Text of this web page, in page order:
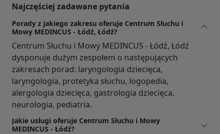
Najczęściej zadawane pytania
Porady z jakiego zakresu oferuje Centrum Słuchu i
Mowy MEDINCUS - Łódź, Łódź?
Centrum Słuchu i Mowy MEDINCUS - Łódź, Łódź
dysponuje dużym zespołem o następujących
zakresach porad: laryngologia dziecięca,
laryngologia, protetyka słuchu, logopedia,
alergologia dziecięca, gastrologia dziecięca,
neurologia, pediatria.
Jakie usługi oferuje Centrum Słuchu i Mowy
MEDINCUS - Łódź?